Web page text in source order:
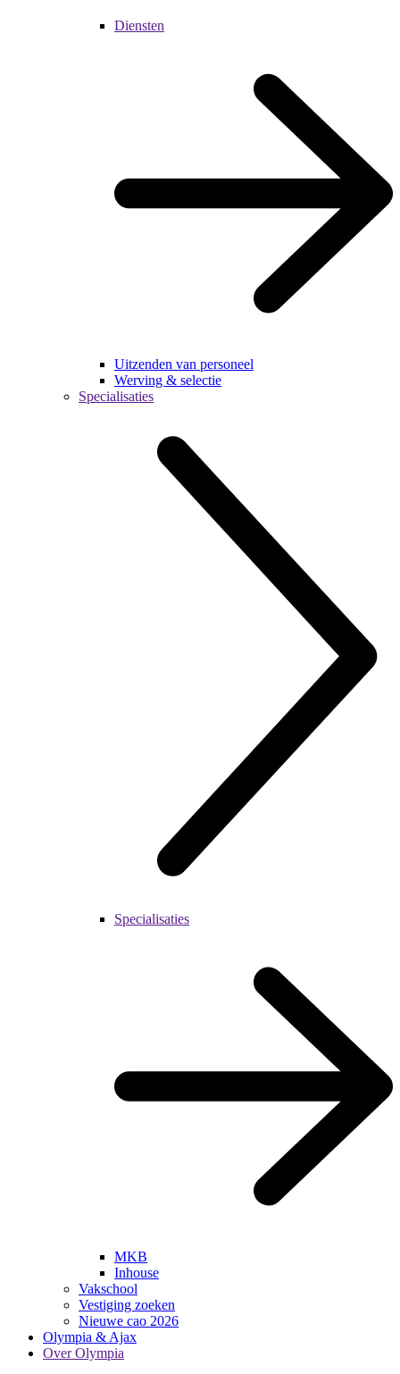
Diensten
Uitzenden van personeel
Werving & selectie
Specialisaties
Specialisaties
MKB
Inhouse
Vakschool
Vestiging zoeken
Nieuwe cao 2026
Olympia & Ajax
Over Olympia